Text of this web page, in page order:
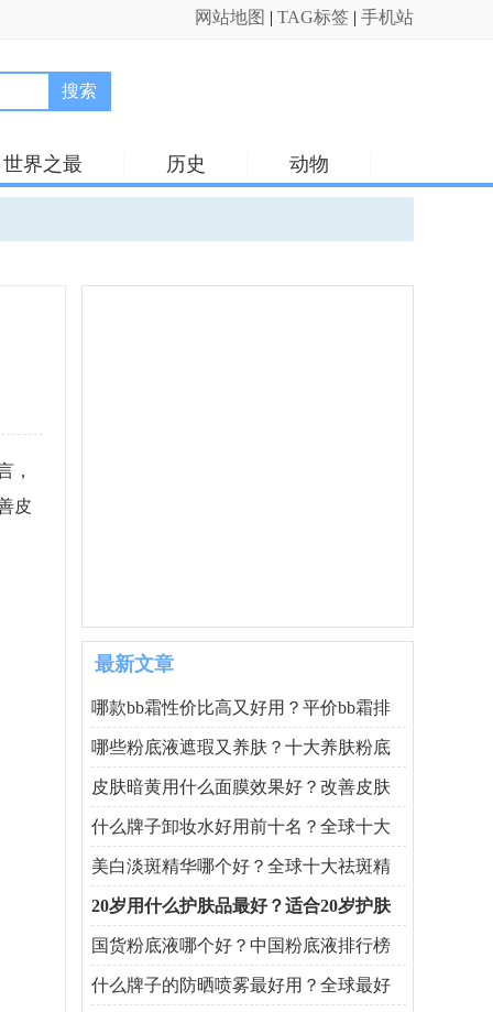
网站地图 | TAG标签 | 手机站
搜索
世界之最 历史 动物
，
皮
最新文章
哪款bb霜性价比高又好用？平价bb霜排
哪些粉底液遮瑕又养肤？十大养肤粉底
皮肤暗黄用什么面膜效果好？改善皮肤
什么牌子卸妆水好用前十名？全球十大
美白淡斑精华哪个好？全球十大祛斑精
20岁用什么护肤品最好？适合20岁护肤
国货粉底液哪个好？中国粉底液排行榜
什么牌子的防晒喷雾最好用？全球最好